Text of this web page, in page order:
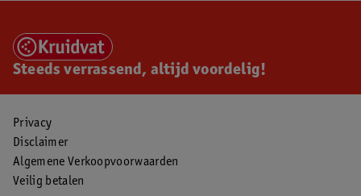
Steeds verrassend, altijd voordelig!
Privacy
Disclaimer
Algemene Verkoopvoorwaarden
Veilig betalen